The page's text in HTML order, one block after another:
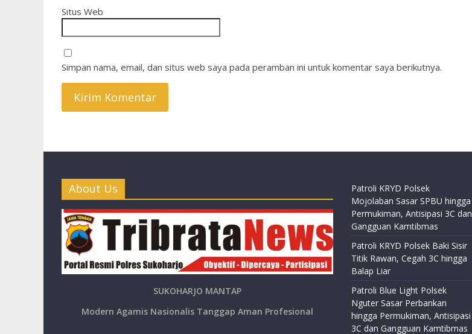
Situs Web
Simpan nama, email, dan situs web saya pada peramban ini untuk komentar saya berikutnya.
About Us
SUKOHARJO MANTAP
Modern Agamis Nasionalis Tanggap Aman Profesional
Patroli KRYD Polsek
Mojolaban Sasar SPBU hingga
Permukiman, Antisipasi 3C dan
Gangguan Kamtibmas
Patroli KRYD Polsek Baki Sisir
Titik Rawan, Cegah 3C hingga
Balap Liar
Patroli Blue Light Polsek
Nguter Sasar Perbankan
hingga Permukiman, Antisipasi
3C dan Gangguan Kamtibmas